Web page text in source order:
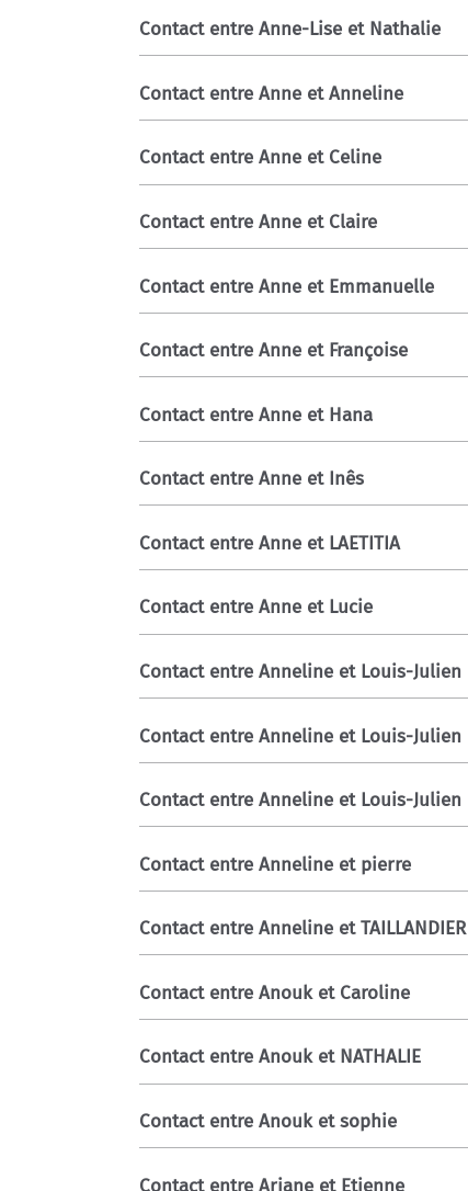
Contact entre Anne-Lise et Nathalie
Contact entre Anne et Anneline
Contact entre Anne et Celine
Contact entre Anne et Claire
Contact entre Anne et Emmanuelle
Contact entre Anne et Françoise
Contact entre Anne et Hana
Contact entre Anne et Inês
Contact entre Anne et LAETITIA
Contact entre Anne et Lucie
Contact entre Anneline et Louis-Julien
Contact entre Anneline et Louis-Julien
Contact entre Anneline et Louis-Julien
Contact entre Anneline et pierre
Contact entre Anneline et TAILLANDIER
Contact entre Anouk et Caroline
Contact entre Anouk et NATHALIE
Contact entre Anouk et sophie
Contact entre Ariane et Etienne